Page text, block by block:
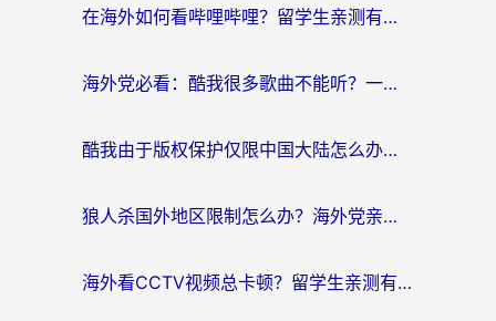
在海外如何看哔哩哔哩？留学生亲测有效的回国加速指南
海外党必看：酷我很多歌曲不能听？一招解决优酷版权限制+B站地域问题！
酷我由于版权保护仅限中国大陆怎么办？海外党亲测有效的解锁指南
狼人杀国外地区限制怎么办？海外党亲测有效的全场景回国加速指南
海外看CCTV视频总卡顿？留学生亲测有效的回国加速器选择指南